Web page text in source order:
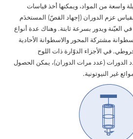
واسعة من المواد، ويمكنها أخذ قياسات
بقياس عزم الدوران (إجهاد القصّ) المستخدَم
ويدور بسرعة ثابتة. وهناك عدة أنواع
مشتركة المحور والاسطوانة الأحادية
في الأجزاء الدوّارة ذات اللوح
الدورات (عدد مرات الدوران)، يمكن الحصول
غير النيوتونية.